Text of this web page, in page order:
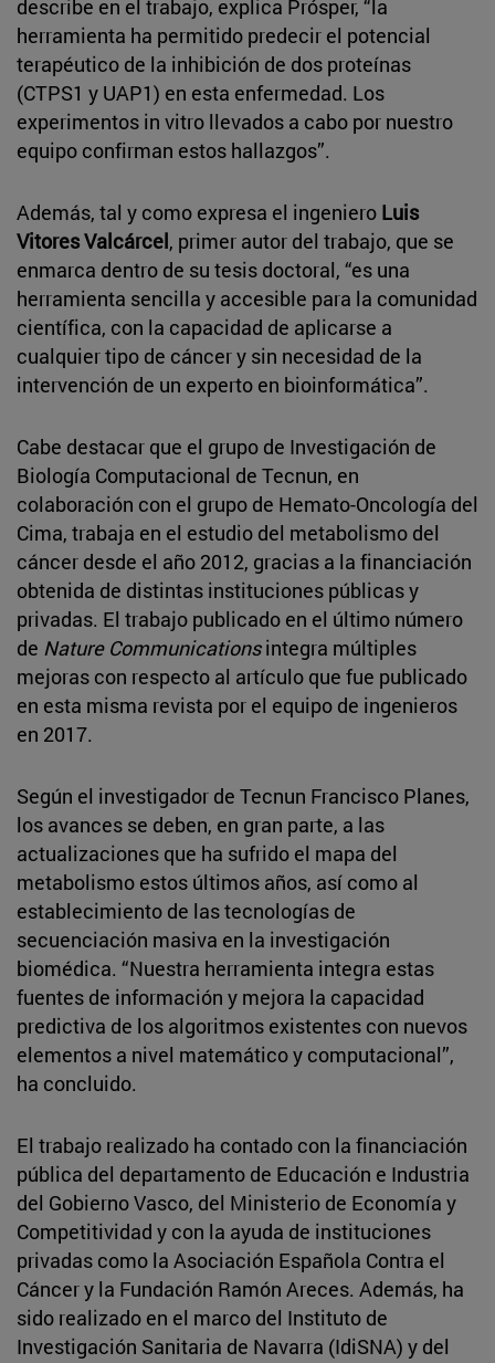
describe en el trabajo, explica Prósper, “la
herramienta ha permitido predecir el potencial
terapéutico de la inhibición de dos proteínas
(CTPS1 y UAP1) en esta enfermedad. Los
experimentos in vitro llevados a cabo por nuestro
equipo confirman estos hallazgos”.
Además, tal y como expresa el ingeniero Luis
Vitores Valcárcel, primer autor del trabajo, que se
enmarca dentro de su tesis doctoral, “es una
herramienta sencilla y accesible para la comunidad
científica, con la capacidad de aplicarse a
cualquier tipo de cáncer y sin necesidad de la
intervención de un experto en bioinformática”.
Cabe destacar que el grupo de Investigación de
Biología Computacional de Tecnun, en
colaboración con el grupo de Hemato-Oncología del
Cima, trabaja en el estudio del metabolismo del
cáncer desde el año 2012, gracias a la financiación
obtenida de distintas instituciones públicas y
privadas. El trabajo publicado en el último número
de Nature Communicationsintegra múltiples
mejoras con respecto al artículo que fue publicado
en esta misma revista por el equipo de ingenieros
en 2017.
Según el investigador de Tecnun Francisco Planes,
los avances se deben, en gran parte, a las
actualizaciones que ha sufrido el mapa del
metabolismo estos últimos años, así como al
establecimiento de las tecnologías de
secuenciación masiva en la investigación
biomédica. “Nuestra herramienta integra estas
fuentes de información y mejora la capacidad
predictiva de los algoritmos existentes con nuevos
elementos a nivel matemático y computacional”,
ha concluido.
El trabajo realizado ha contado con la financiación
pública del departamento de Educación e Industria
del Gobierno Vasco, del Ministerio de Economía y
Competitividad y con la ayuda de instituciones
privadas como la Asociación Española Contra el
Cáncer y la Fundación Ramón Areces. Además, ha
sido realizado en el marco del Instituto de
Investigación Sanitaria de Navarra (IdiSNA) y del